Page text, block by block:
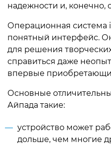
надежности и, конечно,
Операционная система
понятный интерфейс.
для решения
справиться даже
впервые
Основные
Айпада такие:
устройство может
дольше, чем многие